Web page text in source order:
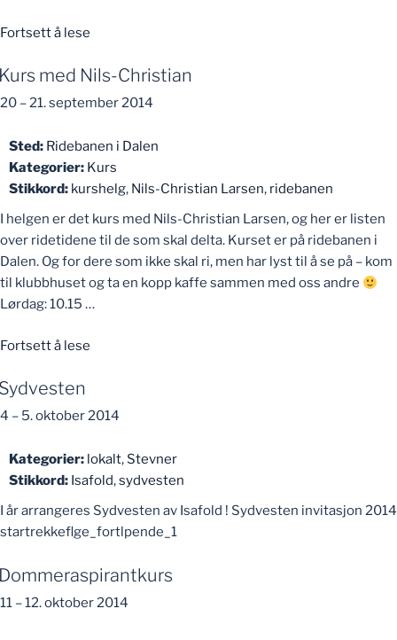
Fortsett å lese
kaffekos»
med Nils-Christian
20 –21. september 2014
Sted: Ridebanen i Dalen
Kategorier: Kurs
Stikkord: kurshelg, Nils-Christian Larsen, ridebanen
I helgen er det kurs med Nils-Christian Larsen, og her er listen
over ridetidene til de som skal delta. Kurset er på ridebanen i
Dalen. Og for dere som ikke skal ri, men har lyst til å se på – kom
til klubbhuset og ta en kopp kaffe sammen med oss andre
Lørdag: 10.15 …
Fortsett å lese
Christian»
4 – 5. oktober 2014
Kategorier: lokalt, Stevner
Stikkord: Isafold,sydvesten
I år arrangeres Sydvesten av Isafold ! Sydvesten invitasjon 2014
startrekkeflge_fortlpende_1
11 –12. oktober 2014